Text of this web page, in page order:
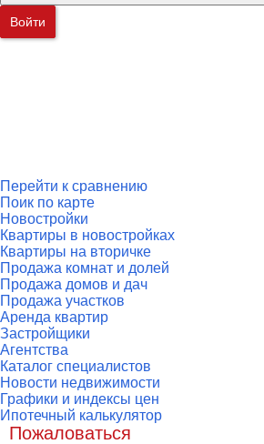
Войти
Перейти к сравнению
Поик по карте
Новостройки
Квартиры в новостройках
Квартиры на вторичке
Продажа комнат и долей
Продажа домов и дач
Продажа участков
Аренда квартир
Застройщики
Агентства
Каталог специалистов
Новости недвижимости
Графики и индексы цен
Ипотечный калькулятор
Пожаловаться